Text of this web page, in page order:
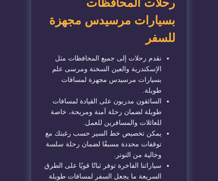
رحلات المحافظات
بسيارات مرسيدس مجهزة
للسفر
نقدم رحلات إلى جميع المحافظات مثل
الإسكندرية والعين السخنة ومرسى علم
بسيارات مرسيدس مجهزة لمسافات
طويلة.
السائقون مدربون على القيادة لمسافات
طويلة لضمان رحلة آمنة ومريحة، خاصة
للعائلات والمسافرين للعمل.
يمكن تخصيص خط السير حسب رغبتك مع
توقفات محددة مسبقًا لضمان رحلة سلسة
وخالية من التوتر.
سياراتنا الفاخرة توفر ثباتًا قويًا على الطرق
السريعة ما يجعل السفر لمسافات طويلة